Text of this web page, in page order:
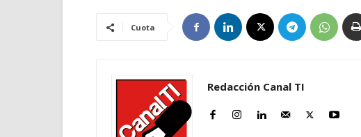
Cuota
Redacción Canal TI